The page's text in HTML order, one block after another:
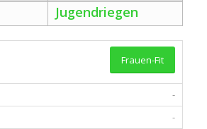
Jugendriegen
Frauen-Fit
-
-